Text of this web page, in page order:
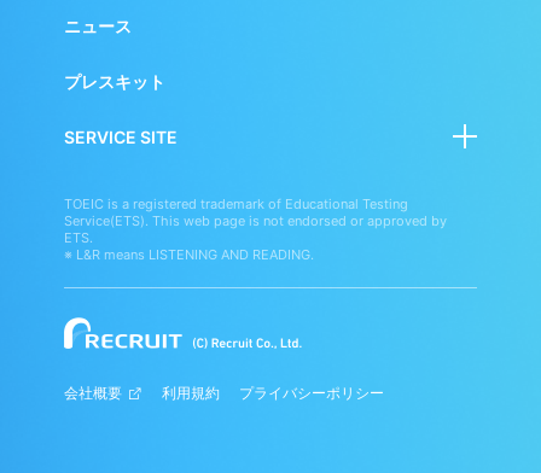
ニュース
プレスキット
SERVICE SITE
スタディサプリENGLISH
学校向けサービス
スタディサプリ進路
TOEIC is a registered trademark of Educational Testing
Service(ETS). This web page is not endorsed or approved by
ETS.
※ L&R means LISTENING AND READING.
会社概要 利用規約 プライバシーポリシー